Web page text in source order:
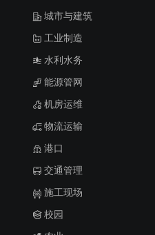
城市与建筑
工业制造
水利水务
能源管网
机房运维
物流运输
港口
交通管理
施工现场
校园